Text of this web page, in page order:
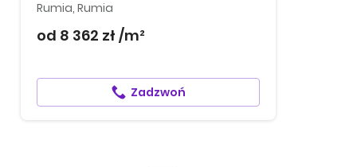
Rumia, Rumia
od 8 362 zł /m²
Zadzwoń